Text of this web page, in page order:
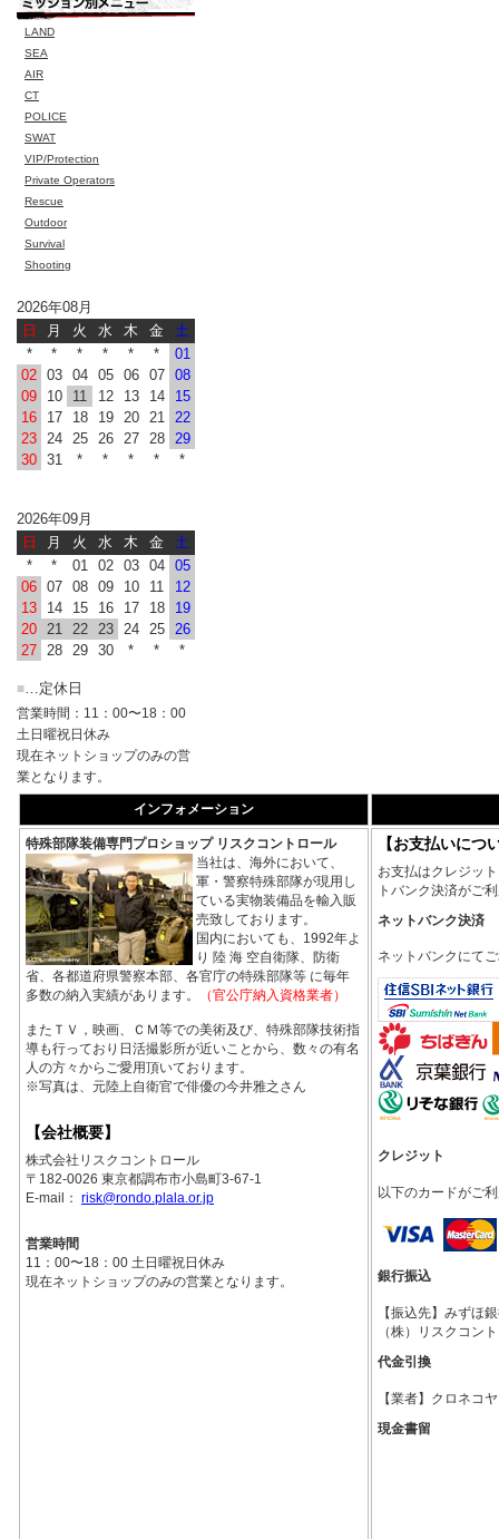
LAND
SEA
AIR
CT
POLICE
SWAT
VIP/Protection
Private Operators
Rescue
Outdoor
Survival
Shooting
2026年08月
日
月 火 水 木 金
土
*
* * * * *
01
02 03 04 05 06 07
08
09
10 11 12 13 14
15
16
17 18 19 20 21
22
23
24 25 26 27 28
29
30 31 * * * * *
2026年09月
日
月 火 水 木 金
土
*
* 01 02 03 04
05
06 07 08 09 10 11
12
13
14 15 16 17 18
19
20
21 22 23 24 25
26
27
28 29 30 * * *
■ …定休日
営業時間：11：00〜18：00
土日曜祝日休み
現在ネットショップのみの営
業となります。
インフォメーション
特殊部隊装備専門プロショップ リスクコントロール
当社は、海外において、
軍・警察特殊部隊が現用し
ている実物装備品を輸入販
売致しております。
国内においても、1992年よ
り 陸 海 空自衛隊、防衛
省、各都道府県警察本部、各官庁の特殊部隊等 に毎年
多数の納入実績があります。
（官公庁納入資格業者）
またＴＶ，映画、ＣＭ等での美術及び、特殊部隊技術指
導も行っており日活撮影所が近いことから、数々の有名
人の方々からご愛用頂いております。
※写真は、元陸上自衛官で俳優の今井雅之さん
【会社概要】
株式会社リスクコントロール
〒182-0026 東京都調布市小島町3-67-1
E-mail： risk@rondo.plala.or.jp
営業時間
11：00〜18：00 土日曜祝日休み
現在ネットショップのみの営業となります。
【お支払いにつ
お支払はクレジッ
トバンク決済がご
ネットバンク決済
ネットバンクにて
クレジット
以下のカードがご
銀行振込
【振込先】みずほ
（株）リスクコン
代金引換
【業者】クロネコ
現金書留